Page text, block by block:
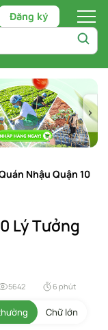
Đăng ký
Nhậu Quận 10
Lý Tưởng
5642 6 phút
Chữ lớn